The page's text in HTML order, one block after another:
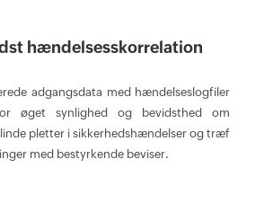
hændelsesskorrelation
adgangsdata med hændelseslogfiler
øget synlighed og bevidsthed om
pletter i sikkerhedshændelser og træf
med bestyrkende beviser.